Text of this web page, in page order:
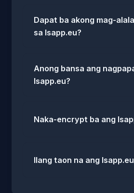
Dapat ba akong mag-
sa lsapp.eu?
Anong bansa ang
lsapp.eu?
Naka-encrypt ba ang
Ilang taon na ang